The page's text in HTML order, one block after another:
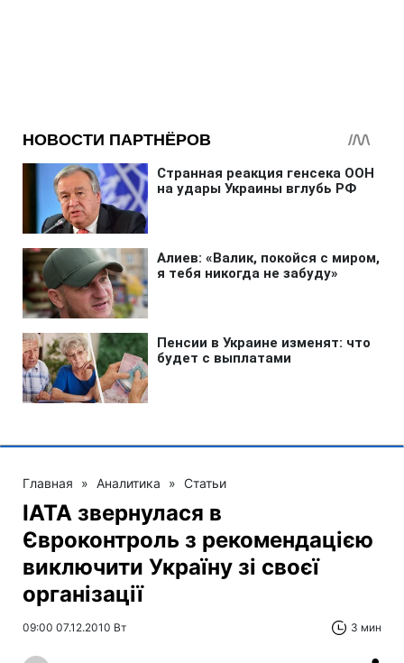
Главная » Аналитика » Статьи
IATA звернулася в
Євроконтроль з рекомендацією
виключити Україну зі своєї
організації
09:00 07.12.2010 Вт 3 мин